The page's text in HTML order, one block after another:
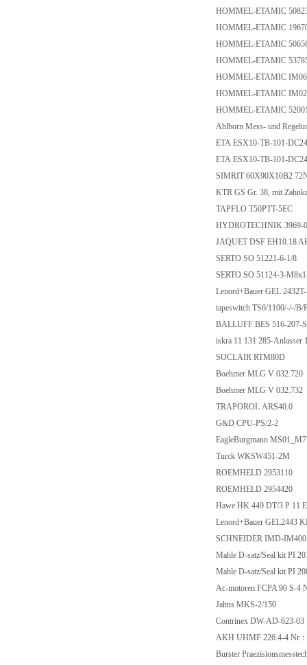
HOMMEL-ETAMIC
HOMMEL-ETAMIC
HOMMEL-ETAMIC
HOMMEL-ETAMIC
HOMMEL-ETAMIC
HOMMEL-ETAMIC
HOMMEL-ETAMIC
Ahlborn Mess- und
ETA ESX10-TB-101-
ETA ESX10-TB-101-
SIMRIT 60X90X10B2
KTR GS Gr. 38, mit
TAPFLO T50PTT-5EC
HYDROTECHNIK 3969-
JAQUET DSF EH10.18
SERTO SO 51221-6-1/8
SERTO SO 51124-3-
Lenord+Bauer GEL
tapeswitch TS6/1100/-/-/
BALLUFF BES 516-207-
iskra 11 131 285-Anlasser
SOCLAIR RTM80D
Boehmer MLG V 032.720
Boehmer MLG V 032.732
TRAPOROL ARS40.0
G&D CPU-PS/2-2
EagleBurgmann
Turck WKSW451-2M
ROEMHELD 2953110
ROEMHELD 2954420
Hawe HK 449 DT/3 P 11
Lenord+Bauer GEL2443
SCHNEIDER IMD-IM400
Mahle D-satz/Seal kit PI
Mahle D-satz/Seal kit PI
Ac-motoren FCPA 90 S-4
Jahns MKS-2/150
Contrinex DW-AD-623-03
AKH UHMF 226.4-4 Nr
Burster